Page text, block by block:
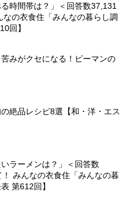
る時間帯は？」＜回答数37,131
なの衣食住「みんなの暮らし調
回】
苦みがクセになる！ピーマンの
絶品レシピ8選【和・洋・エス
いラーメンは？」＜回答数
みんなの衣食住「みんなの暮
第612回】